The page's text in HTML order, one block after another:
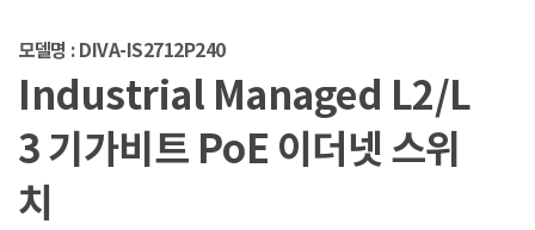
모델명 : DIVA-IS2712P240
Industrial Managed L2/L
3 기가비트 PoE 이더넷 스위
치